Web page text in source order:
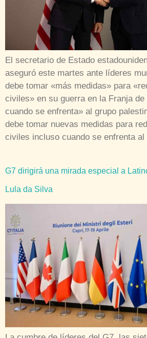
El secretario de Estado
aseguró este martes ante líderes
debe tomar «más medidas» para
civiles» en su guerra en la Franja
cuando se enfrenta» al grupo
debe tomar nuevas medidas para
civiles incluso cuando se enfrenta
G7 dirigirá una mirada especial a
Lula da Silva